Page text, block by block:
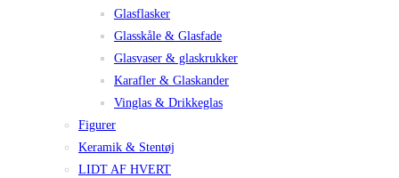
Glasflasker
Glasskåle & Glasfade
Glasvaser & glaskrukker
Karafler & Glaskander
Vinglas & Drikkeglas
Figurer
Keramik & Stentøj
LIDT AF HVERT